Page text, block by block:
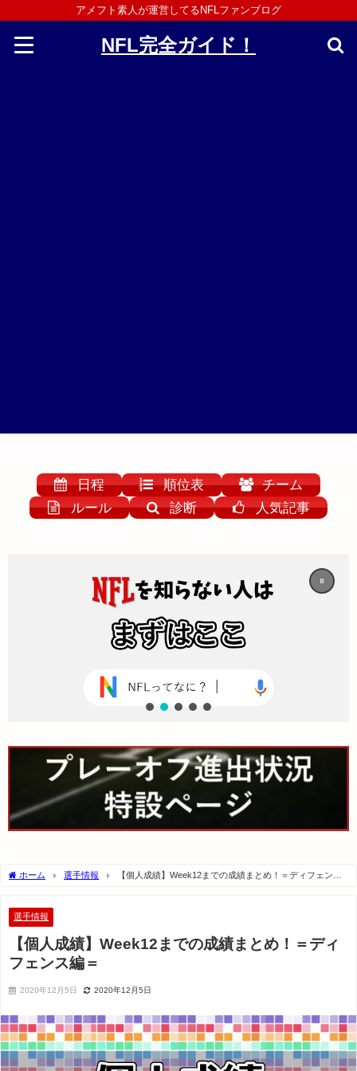
アメフト素人が運営してるNFLファンブログ
NFL完全ガイド！
日程 順位表
チーム
ルール
診断 人気記事
ホーム 選手情報
【個人成績】Week12までの成績まとめ！＝ディフェンス
選手情報
【個人成績】Week12までの成績まとめ！＝ディ
フェンス編＝
2020年12月5日 2020年12月5日